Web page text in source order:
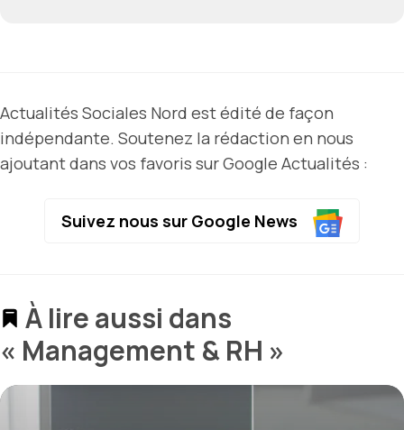
Actualités Sociales Nord est édité de façon
indépendante. Soutenez la rédaction en nous
ajoutant dans vos favoris sur Google Actualités :
Suivez nous sur Google News
À lire aussi dans
« Management & RH »